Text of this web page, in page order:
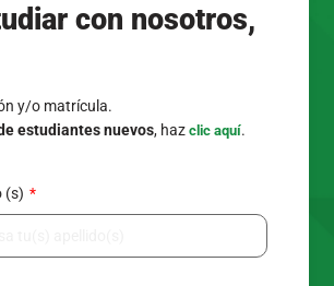
con nosotros,
y/o matrícula.
estudiantes nuevos, haz clic aquí.
(s)